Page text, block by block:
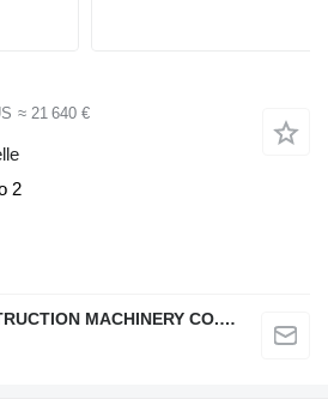
≈ 21 640 €
2
HEFEI DINGTAO CONSTRUCTION MACHINERY CO., LIMITED